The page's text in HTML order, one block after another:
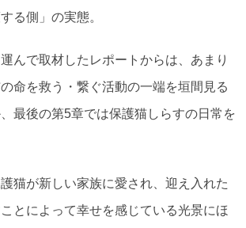
る側」の実態。
んで取材したレポートからは、あまり
命を救う・繋ぐ活動の一端を垣間見る
最後の第5章では保護猫しらすの日常を
猫が新しい家族に愛され、迎え入れた
とによって幸せを感じている光景にほ